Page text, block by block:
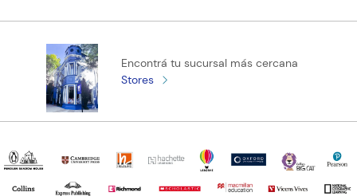
Encontrá tu sucursal más cercana
Stores